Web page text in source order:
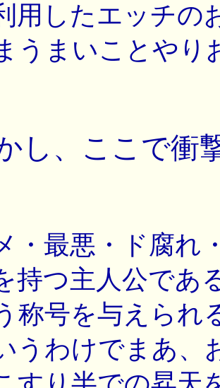
用したエッチの
うまいことやり
し、ここで衝
最悪・ド腐れ
持つ主人公であ
称号を与えられ
わけでまあ、